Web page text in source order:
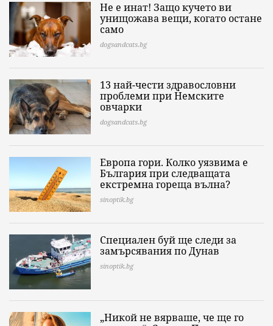
Не е инат! Защо кучето ви
унищожава вещи, когато остане
само
dogsandcats.bg
13 най-чести здравословни
проблеми при Немските
овчарки
dogsandcats.bg
Европа гори. Колко уязвима е
България при следващата
екстремна гореща вълна?
sinoptik.bg
Специален буй ще следи за
замърсявания по Дунав
sinoptik.bg
„Никой не вярваше, че ще го